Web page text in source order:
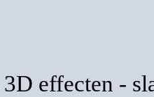
effecten -